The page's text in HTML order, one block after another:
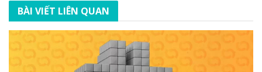
BÀI VIẾT LIÊN QUAN